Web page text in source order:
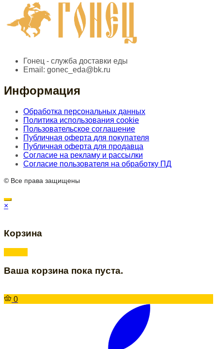
Гонец - служба доставки еды
Email: gonec_eda@bk.ru
Информация
Обработка персональных данных
Политика использования cookie
Пользовательское соглашение
Публичная оферта для покупателя
Публичная оферта для продавца
Согласие на рекламу и рассылки
Согласие пользователя на обработку ПД
© Все права защищены
×
Корзина
Ваша корзина пока пуста.
0